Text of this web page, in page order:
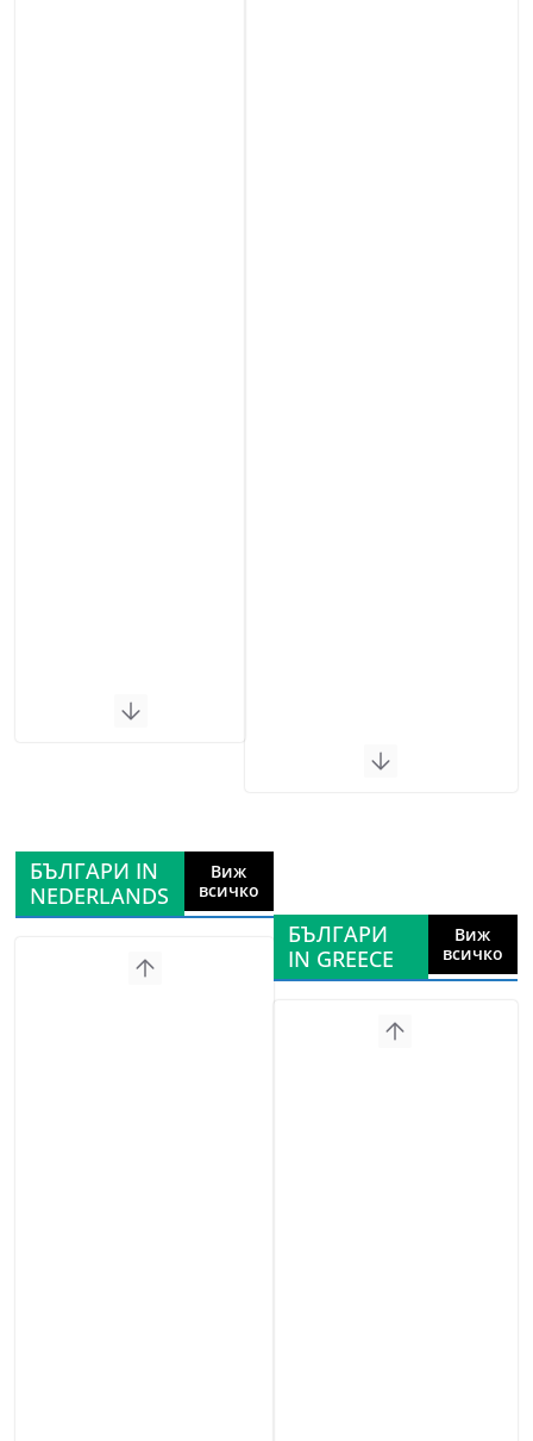
БЪЛГАРИ IN
NEDERLANDS
Виж
всичко
БЪЛГАРИ
IN GREECE
Виж
всичко